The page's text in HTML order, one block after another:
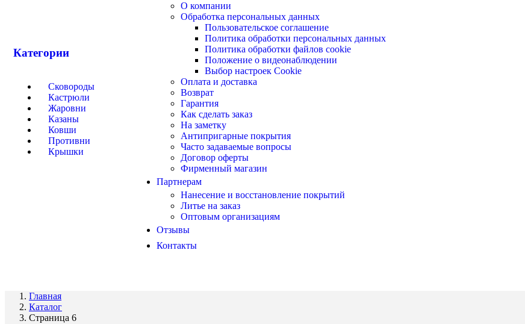
Категории
Сковороды
Кастрюли
Жаровни
Казаны
Ковши
Противни
Крышки
О компании
Обработка персональных данных
Пользовательское соглашение
Политика обработки персональных данных
Политика обработки файлов cookie
Положение о видеонаблюдении
Выбор настроек Cookie
Оплата и доставка
Возврат
Гарантия
Как сделать заказ
На заметку
Антипригарные покрытия
Часто задаваемые вопросы
Договор оферты
Фирменный магазин
Партнерам
Нанесение и восстановление покрытий
Литье на заказ
Оптовым организациям
Отзывы
Контакты
Главная
Каталог
Страница 6